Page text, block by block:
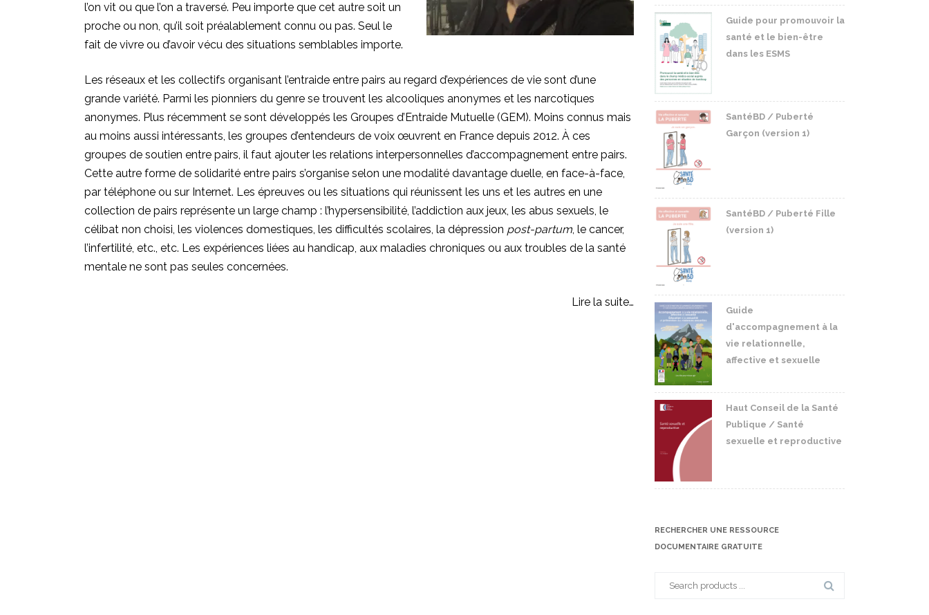
l’on vit ou que l’on a traversé. Peu importe que cet autre soit un
proche ou non, qu’il soit préalablement connu ou pas. Seul le
fait de vivre ou d’avoir vécu des situations semblables importe.
Les réseaux et les collectifs organisant l’entraide entre pairs au regard d’expériences de vie sont d’une
grande variété. Parmi les pionniers du genre se trouvent les alcooliques anonymes et les narcotiques
anonymes. Plus récemment se sont développés les Groupes d’Entraide Mutuelle (GEM). Moins connus mais
au moins aussi intéressants, les groupes d’entendeurs de voix œuvrent en France depuis 2012. À ces
groupes de soutien entre pairs, il faut ajouter les relations interpersonnelles d’accompagnement entre pairs.
Cette autre forme de solidarité entre pairs s’organise selon une modalité davantage duelle, en face-à-face,
par téléphone ou sur Internet. Les épreuves ou les situations qui réunissent les uns et les autres en une
collection de pairs représente un large champ : l’hypersensibilité, l’addiction aux jeux, les abus sexuels, le
célibat non choisi, les violences domestiques, les difficultés scolaires, la dépression post-partum, le cancer,
l’infertilité, etc., etc. Les expériences liées au handicap, aux maladies chroniques ou aux troubles de la santé
mentale ne sont pas seules concernées.
Lire la suite…
Guide pour promouvoir la
santé et le bien-être
dans les ESMS
SantéBD / Puberté
Garçon (version 1)
SantéBD / Puberté Fille
(version 1)
Guide
d'accompagnement à la
vie relationnelle,
affective et sexuelle
Haut Conseil de la Santé
Publique / Santé
sexuelle et reproductive
RECHERCHER UNE RESSOURCE
DOCUMENTAIRE GRATUITE